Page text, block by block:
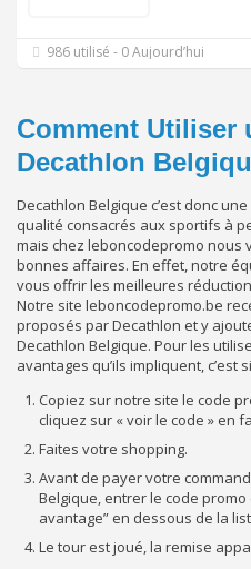
986 utilisé - 0 Aujourd’hui
Comment Utiliser
Decathlon
Decathlon Belgique c’est donc
qualité consacrés aux sportifs à
mais chez leboncodepromo nous
bonnes affaires. En effet, notre
vous offrir les meilleures
Notre site leboncodepromo.be
proposés par Decathlon et y
Decathlon Belgique. Pour les
avantages qu’ils impliquent, c’est
Copiez sur notre site le code
cliquez sur « voir le code » en
Faites votre shopping.
Avant de payer votre
Belgique, entrer le code
avantage” en dessous de la
Le tour est joué, la remise